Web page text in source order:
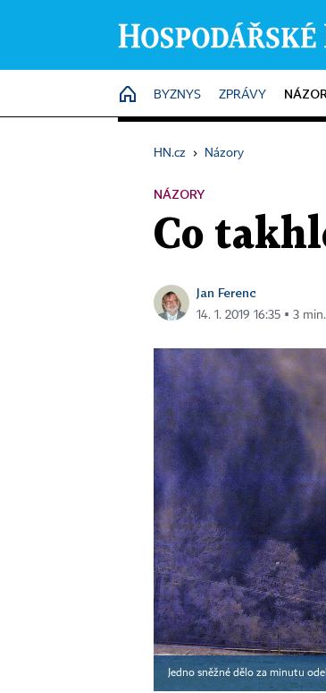
HOME
BYZNYS ZPRÁVY
HN.cz › Názory
NÁZORY
Co
Jan Ferenc
14. 1. 2019 16:35 ▪ 3
Jedno sněžné dělo za minutu